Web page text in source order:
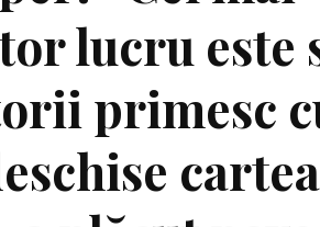
lucru este
primesc